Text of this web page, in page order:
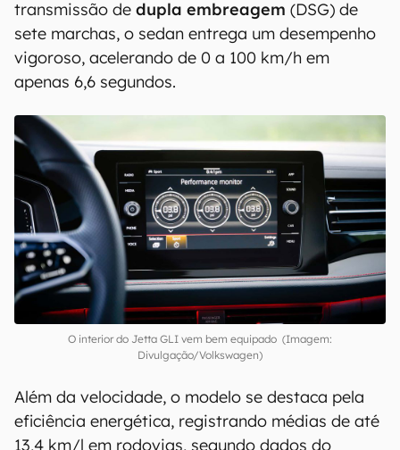
Como é o Volkswagen Jetta
GLI
O coração doJetta GLI 2026continua sendo o
motor 2.0 350 TSI da família EA888, o mesmo
propulsor turbo que equipa modelos premium da
Audi e o SUV Tiguan R-Line. Combinado à
transmissão dedupla embreagem(DSG) de
sete marchas, o sedan entrega um desempenho
vigoroso, acelerando de 0 a 100 km/h em
apenas 6,6 segundos.